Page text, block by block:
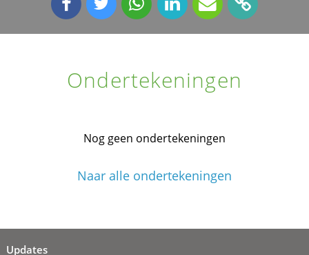
Ondertekeningen
Nog geen ondertekeningen
Naar alle ondertekeningen
Updates